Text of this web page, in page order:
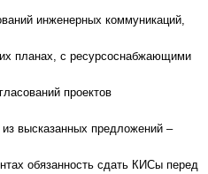
инженерных коммуникаций,
планах, с ресурсоснабжающими
проектов
высказанных предложений –
обязанность сдать КИСы перед